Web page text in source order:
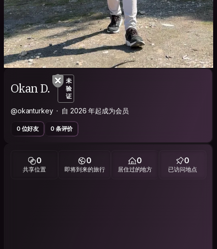
Okan D.
未
验
证
@okanturkey 自 2026 年起成为会员
0 位好友 0 条评价
0
共享位置
0
即将到来的旅行
0
居住过的地方
0
已访问地点